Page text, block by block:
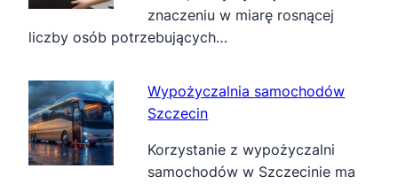
znaczeniu w miarę rosnącej
liczby osób potrzebujących…
Wypożyczalnia samochodów
Szczecin
Korzystanie z wypożyczalni
samochodów w Szczecinie ma